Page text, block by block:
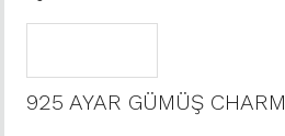
925 AYAR GÜMÜŞ CHARM